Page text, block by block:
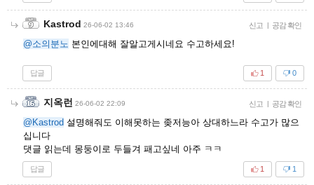
Kastrod 26-06-02 13:46 신고 | 공감 확인
@소의분노 본인에대해 잘알고게시네요 수고하세요!
답글 0
1
지옥런 26-06-02 22:09 신고 | 공감 확인
@Kastrod 설명해줘도 이해못하는 좆저능아 상대하느라 수고가 많으
십니다
댓글 읽는데 몽둥이로 두들겨 패고싶네 아주 ㅋㅋ
답글 1
1